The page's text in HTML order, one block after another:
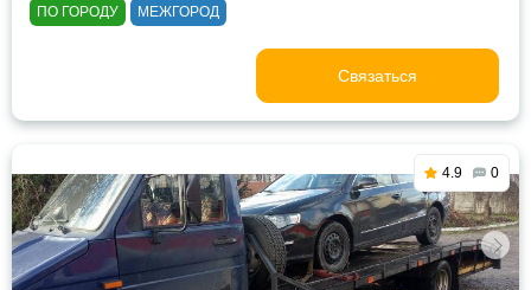
ПО ГОРОДУ МЕЖГОРОД
Связаться
4.9 0